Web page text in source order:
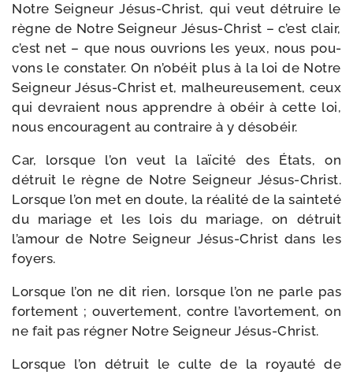
Notre Seigneur Jésus-​Christ, qui veut détruire le
règne de Notre Seigneur Jésus-​Christ – c’est clair,
c’est net – que nous ouvrions les yeux, nous pou­
vons le consta­ter. On n’obéit plus à la loi de Notre
Seigneur Jésus-​Christ et, mal­heu­reu­se­ment, ceux
qui devraient nous apprendre à obéir à cette loi,
nous encou­ragent au contraire à y désobéir.
Car, lorsque l’on veut la laï­ci­té des États, on
détruit le règne de Notre Seigneur Jésus-​Christ.
Lorsque l’on met en doute, la réa­li­té de la sain­te­té
du mariage et les lois du mariage, on détruit
l’amour de Notre Seigneur Jésus-​Christ dans les
foyers.
Lorsque l’on ne dit rien, lorsque l’on ne parle pas
for­te­ment ; ouver­te­ment, contre l’avortement, on
ne fait pas régner Notre Seigneur Jésus-Christ.
Lorsque l’on détruit le culte de la royau­té de